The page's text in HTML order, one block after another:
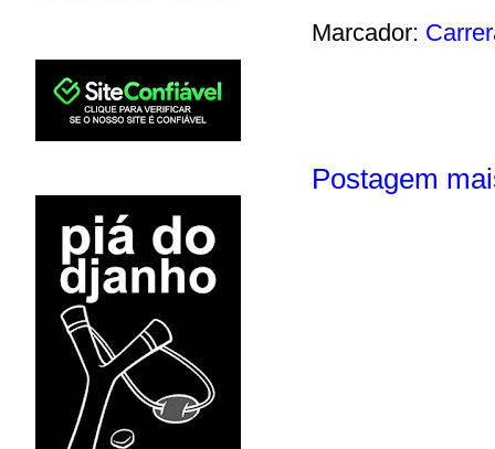
Marcador:
Postagem